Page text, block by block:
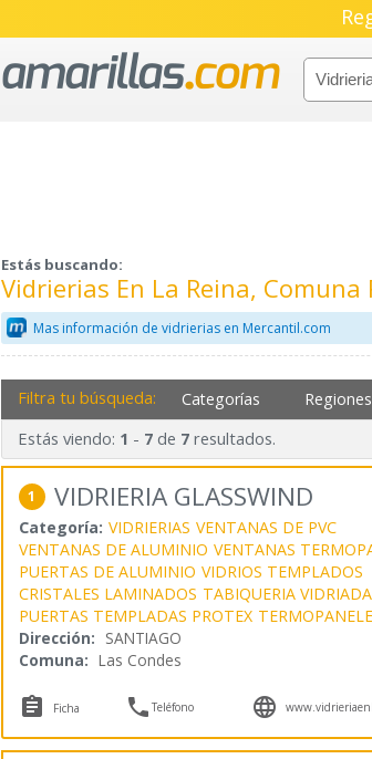
Estás buscando:
Vidrierias En La Reina,
Mas información de vidrierias en Mercantil.com
Filtra tu búsqueda: Categorías Regiones
Estás viendo: 1 - 7de 7resultados.
1 VIDRIERIA GLASSWIND
Categoría: VIDRIERIAS VENTANAS DE PVC
VENTANAS DE ALUMINIO VENTANAS
PUERTAS DE ALUMINIO VIDRIOS TEMPLADOS
CRISTALES LAMINADOS TABIQUERIA
PUERTAS TEMPLADAS PROTEX
Dirección: SANTIAGO
Comuna: Las Condes
 Ficha Teléfono 